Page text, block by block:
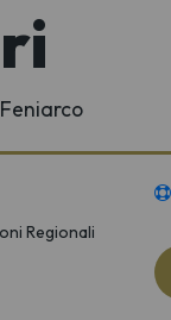
Regionali